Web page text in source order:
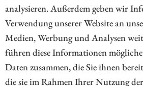
analysieren. Außerdem geben wir
Verwendung unserer Website an
Medien, Werbung und Analysen
führen diese Informationen
Daten zusammen, die Sie ihnen
die sie im Rahmen Ihrer Nutzung
// kapitalerhoehungen.de - © 2026 - Die
Investoren und Unternehmen rund um
und Unternehmensfinanzierung